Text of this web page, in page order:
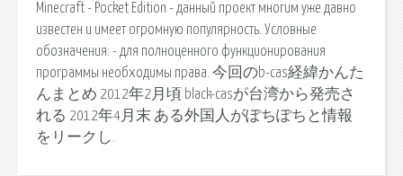
Minecraft - Pocket Edition - данный проект многим уже давно
известен и имеет огромную популярность. Условные
обозначения: - для полноценного функционирования
программы необходимы права. 今回のb-cas経緯かんた
んまとめ 2012年2月頃 black-casが台湾から発売さ
れる 2012年4月末 ある外国人がぽちぽちと情報
をリークし.